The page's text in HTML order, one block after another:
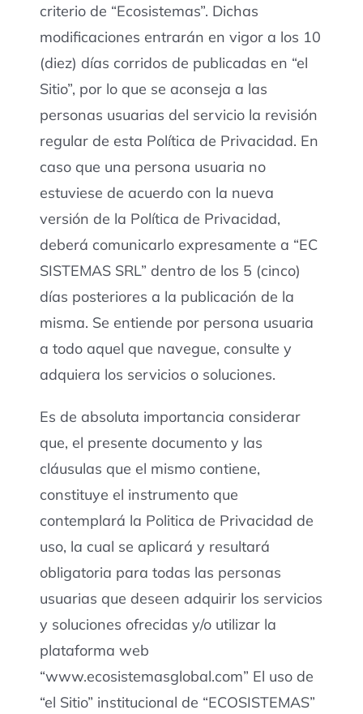
criterio de “Ecosistemas”. Dichas
modificaciones entrarán en vigor a los 10
(diez) días corridos de publicadas en “el
Sitio”, por lo que se aconseja a las
personas usuarias del servicio la revisión
regular de esta Política de Privacidad. En
caso que una persona usuaria no
estuviese de acuerdo con la nueva
versión de la Política de Privacidad,
deberá comunicarlo expresamente a “EC
SISTEMAS SRL” dentro de los 5 (cinco)
días posteriores a la publicación de la
misma. Se entiende por persona usuaria
a todo aquel que navegue, consulte y
adquiera los servicios o soluciones.
Es de absoluta importancia considerar
que, el presente documento y las
cláusulas que el mismo contiene,
constituye el instrumento que
contemplará la Politica de Privacidad de
uso, la cual se aplicará y resultará
obligatoria para todas las personas
usuarias que deseen adquirir los servicios
y soluciones ofrecidas y/o utilizar la
plataforma web
“www.ecosistemasglobal.com” El uso de
“el Sitio” institucional de “ECOSISTEMAS”